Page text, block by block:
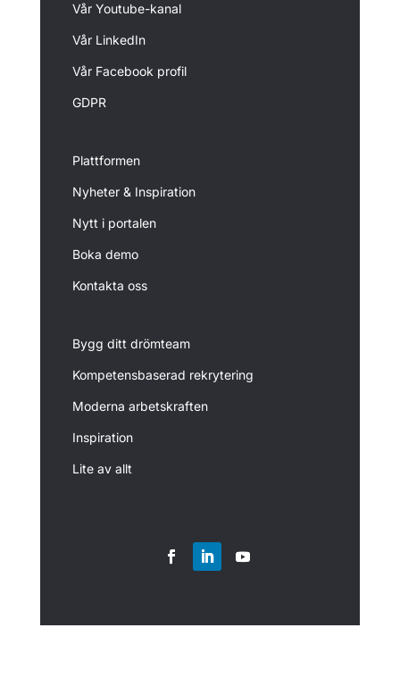
Vår Youtube-kanal
Vår LinkedIn
Vår Facebook profil
GDPR
Plattformen
Nyheter & Inspiration
Nytt i portalen
Boka demo
Kontakta oss
Bygg ditt drömteam
Kompetensbaserad rekrytering
Moderna arbetskraften
Inspiration
Lite av allt